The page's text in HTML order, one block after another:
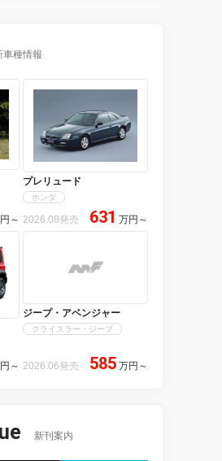
車種情報
～
プレリュード
ホンダ
2026.08発売 631 万円 ～
～
ジープ・アベンジャー
クライスラー・ジープ
2026.06発売 585 万円 ～
新刊案内